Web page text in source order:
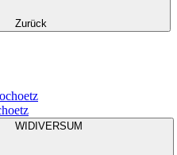
Zurück
WIDIVERSUM